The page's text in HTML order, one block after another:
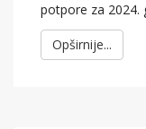
potpore za 2024.
Opširnije...